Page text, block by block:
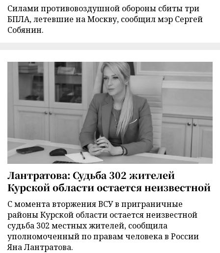
Силами противовоздушной обороны сбиты три
БПЛА, летевшие на Москву, сообщил мэр Сергей
Собянин.
Лантратова: Судьба 302 жителей
Курской области остается неизвестной
С момента вторжения ВСУ в приграничные
районы Курской области остается неизвестной
судьба 302 местных жителей, сообщила
уполномоченный по правам человека в России
Яна Лантратова.